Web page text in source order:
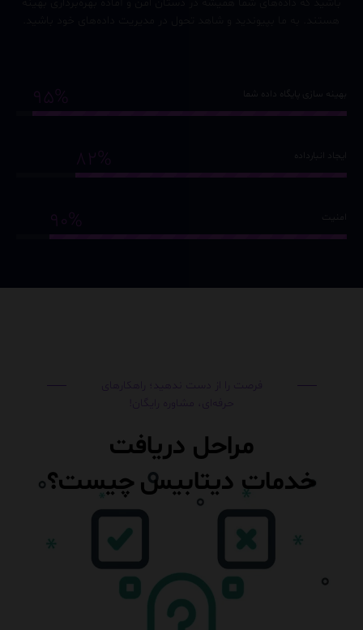
بهینه سازی پایگاه داده شما
ایجاد انبارداده
امنیت
فرصت را از دست ندهید؛ راهکارهای
حرفه‌ای، مشاوره رایگان!
مراحل دریافت
خدمات دیتابیس چیست؟